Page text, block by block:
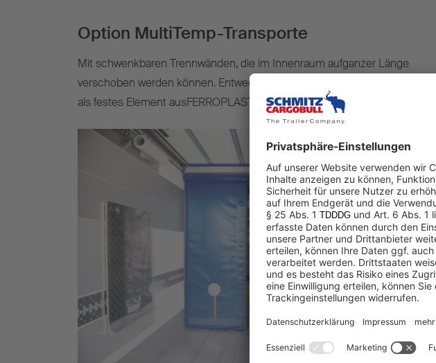
Option MultiTemp-Transporte
Mit schwenkbaren Trennwänden, die im Innenraum aufganzer Länge
verschoben werden können. Entweder ausflexiblen Thermoelementen oder
als festes Element ausFERROPLAST®